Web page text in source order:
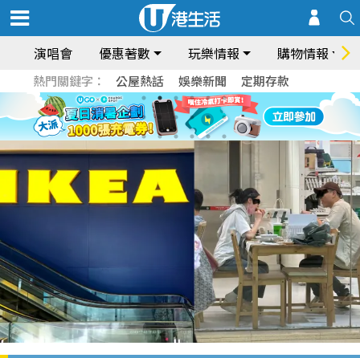
演唱會 優惠著數 玩樂情報 購物情報
熱門關鍵字： 公屋熱話 娛樂新聞 定期存款